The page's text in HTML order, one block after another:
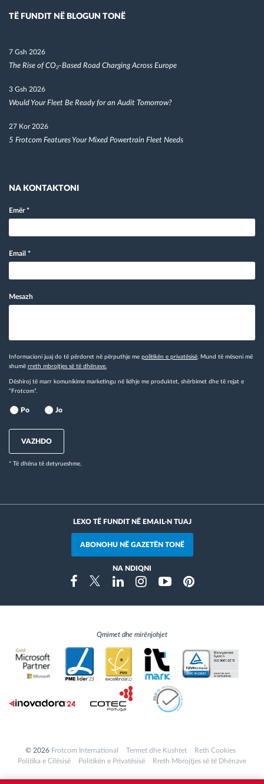
TË FUNDIT NË BLOGUN TONË
7 Gsh 2026
The Rise of CO₂-Based Road Charging Across Europe
3 Gsh 2026
Would Your Fleet Be Ready for an Audit Tomorrow?
27 Kor 2026
5 Frotcom Features Your Mixed Powertrain Fleet Needs
NA KONTAKTONI
Emër*
Email *
Mesazh
Informacioni juaj do të përdoret në përputhje me politikën e privatësisë. Mund të mësoni më
shumë rreth mbrojtjes së të dhënave.
Dëshiroj të marr komunikime marketingu në lidhje me produktet, shërbimet dhe të rejat e
“Frotcom”.
Po Jo
VAZHDO
* Të dhëna të detyrueshme.
LEXO TË FUNDIT NË EMAIL-N TUAJ
ABONOHU NË GAZETËN TONË
NA NDIQNI
FacebookTwitterLinkedinInstragramYoutubePinterest
Qmimet dhe mirënjohjet
© 2026 Frotcom International Termet dhe Kushtet
Reth Cookies
Politika e Cilësisë
Politikën e Privatësisë Rreth Mbrojtjes së të Dhënave